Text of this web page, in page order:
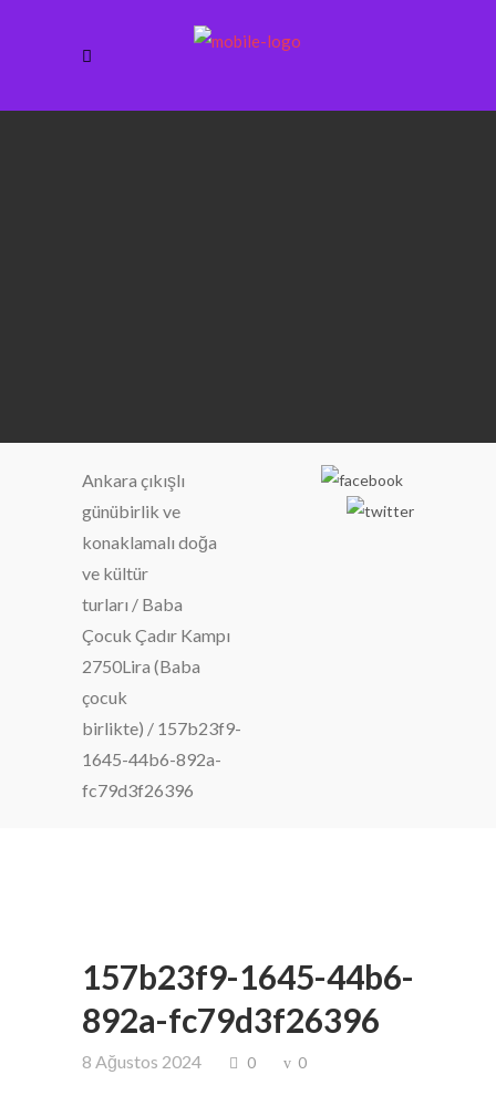
Ankara çıkışlı
günübirlik ve
konaklamalı doğa
ve kültür
turları / Baba
Çocuk Çadır Kampı
2750Lira (Baba
çocuk
birlikte) / 157b23f9-
1645-44b6-892a-
fc79d3f26396
157b23f9-1645-44b6-
892a-fc79d3f26396
8 Ağustos 2024 0 0